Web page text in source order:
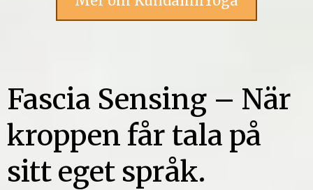
Fascia Sensing – När
kroppen får tala på
sitt eget språk.